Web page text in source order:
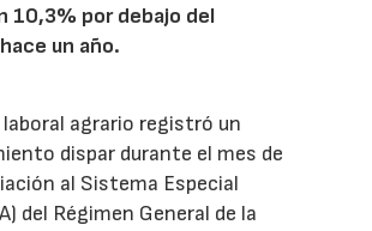
10,3% por debajo del
un año.
laboral agrario registró un
dispar durante el mes de
al Sistema Especial
del Régimen General de la